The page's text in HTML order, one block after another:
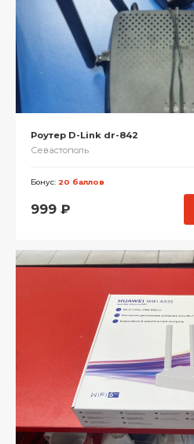
Роутер D-Link dr-842
Севастополь
Бонус: 20 баллов
999 ₽